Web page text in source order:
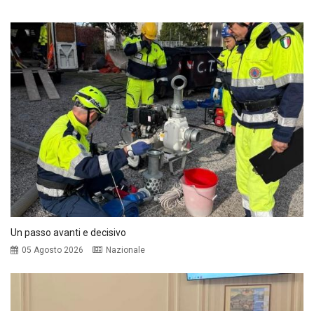
Un passo avanti e decisivo
05 Agosto 2026 Nazionale